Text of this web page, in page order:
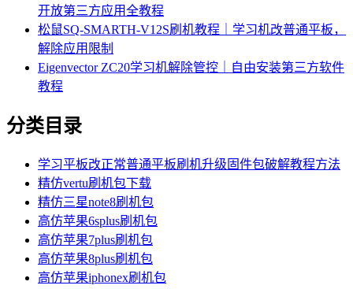
开放第三方应用全教程
松鼠SQ-SMARTH-V12S刷机教程｜学习机改普通平板，
解除应用限制
Eigenvector ZC20学习机解除管控｜自由安装第三方软件
教程
分类目录
学习平板改正常普通平板刷机升级固件包破解教程方法
精仿vertu刷机包下载
精仿三星note8刷机包
高仿苹果6splus刷机包
高仿苹果7plus刷机包
高仿苹果8plus刷机包
高仿苹果iphonex刷机包